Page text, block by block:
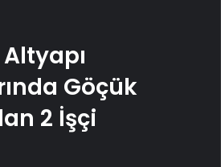
Altyapı
Göçük
2 İşçi